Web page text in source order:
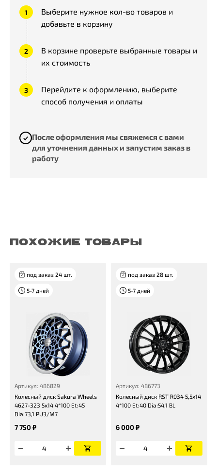
Выберите нужное кол-во товаров и
добавьте в корзину
В корзине проверьте выбранные товары и
их стоимость
Перейдите к оформлению, выберите
способ получения и оплаты
После оформления мы свяжемся с вами
для уточнения данных и запустим заказ в
работу
ПОХОЖИЕ ТОВАРЫ
под заказ 24 шт.
5-7 дней
Артикул: 486829
Колесный диск Sakura Wheels
4627-323 5x14 4*100 Et:45
Dia:73,1 PU3/M7
7 750 ₽
под заказ 28 шт.
5-7 дней
Артикул: 486773
Колесный диск RST R034 5,5x14
4*100 Et:40 Dia:54,1 BL
6 000 ₽